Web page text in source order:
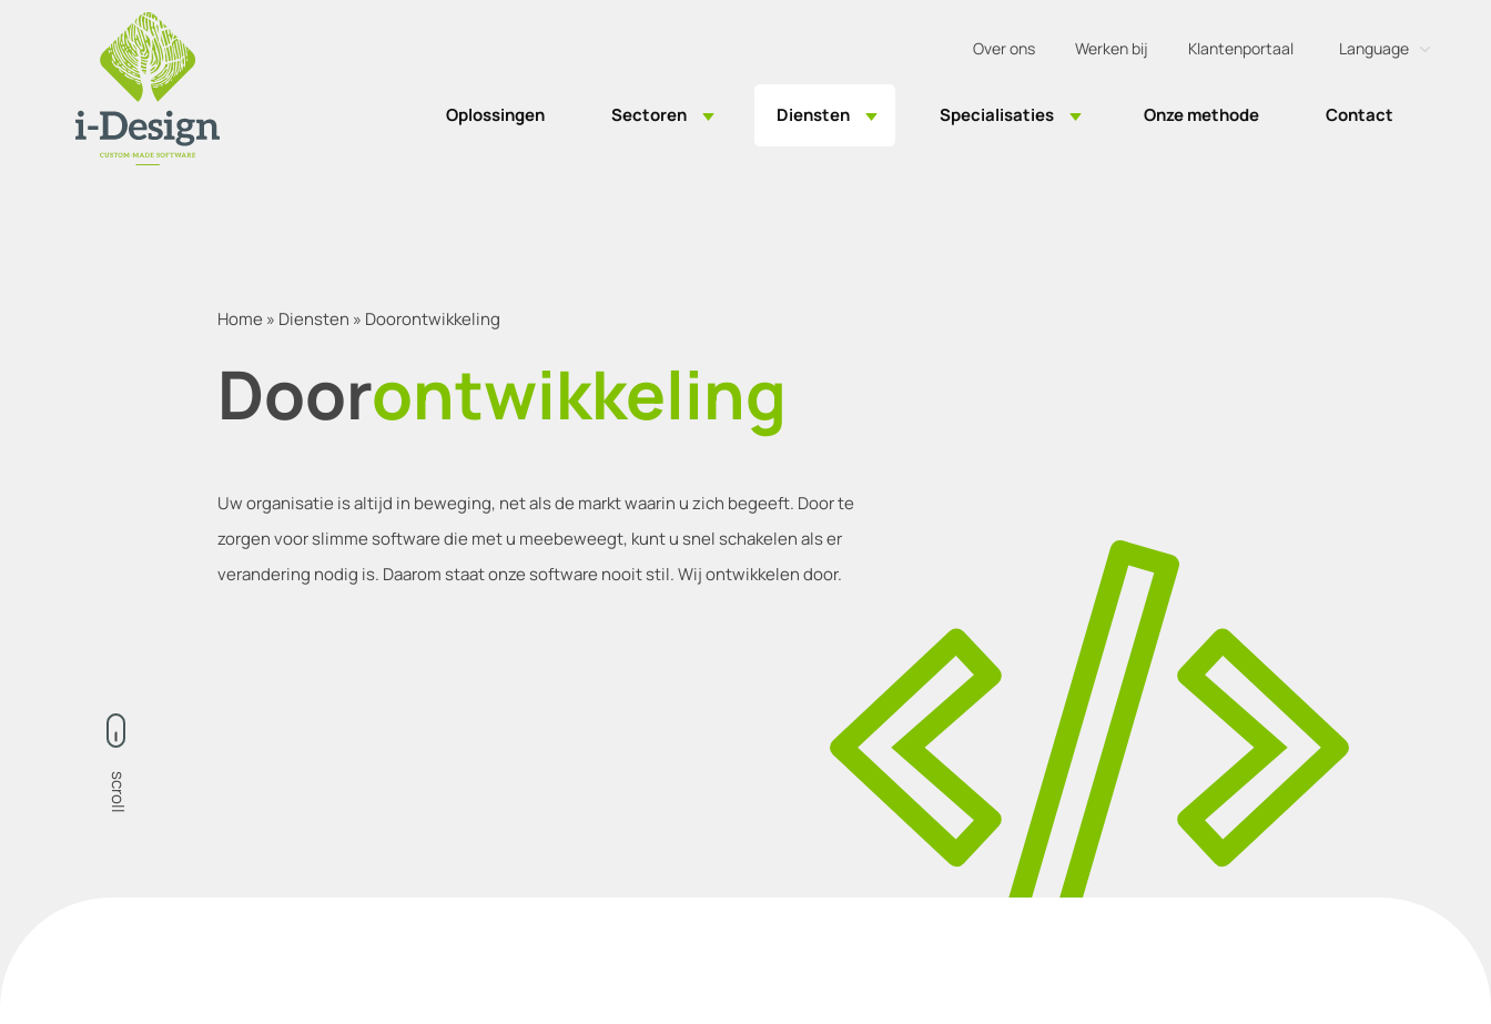
Over ons Werken bij Klantenportaal Language
English
Oplossingen Sectoren Diensten Specialisaties Onze methode Contact
Home » Diensten » Doorontwikkeling
Doorontwikkeling
Uw organisatie is altijd in beweging, net als de markt waarin u zich begeeft. Door te
zorgen voor slimme software die met u meebeweegt, kunt u snel schakelen als er
verandering nodig is. Daarom staat onze software nooit stil. Wij ontwikkelen door.
scroll